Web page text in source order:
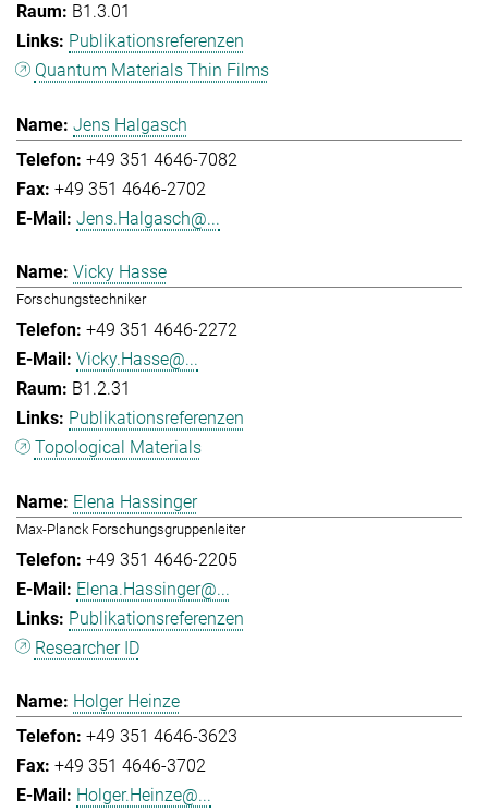
B1.3.01
Publikationsreferenzen
Quantum Materials Thin Films
Jens Halgasch
+49 351 4646-7082
+49 351 4646-2702
Jens.Halgasch@...
Vicky Hasse
Forschungstechniker
+49 351 4646-2272
Vicky.Hasse@...
B1.2.31
Publikationsreferenzen
Topological Materials
Elena Hassinger
Max-Planck Forschungsgruppenleiter
+49 351 4646-2205
Elena.Hassinger@...
Publikationsreferenzen
Researcher ID
Holger Heinze
+49 351 4646-3623
+49 351 4646-3702
Holger.Heinze@...